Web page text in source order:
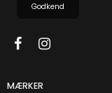
Godkend
MÆRKER